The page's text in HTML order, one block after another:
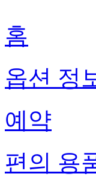
홈
옵션 정
예약
편의 용